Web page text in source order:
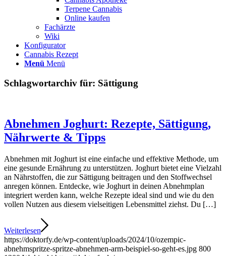
Terpene Cannabis
Online kaufen
Fachärzte
Wiki
Konfigurator
Cannabis Rezept
Menü Menü
Schlagwortarchiv für: Sättigung
Abnehmen Joghurt: Rezepte, Sättigung,
Nährwerte & Tipps
Abnehmen mit Joghurt ist eine einfache und effektive Methode, um
eine gesunde Ernährung zu unterstützen. Joghurt bietet eine Vielzahl
an Nährstoffen, die zur Sättigung beitragen und den Stoffwechsel
anregen können. Entdecke, wie Joghurt in deinen Abnehmplan
integriert werden kann, welche Rezepte ideal sind und wie du den
vollen Nutzen aus diesem vielseitigen Lebensmittel ziehst. Du […]
Weiterlesen
https://doktorfy.de/wp-content/uploads/2024/10/ozempic-
abnehmspritze-spritze-abnehmen-arm-beispiel-so-geht-es.jpg 800